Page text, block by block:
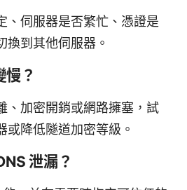
、伺服器是否繁忙、憑證是
換到其他伺服器。
慢？
、加密開銷或網路擁塞，試
或降低隧道加密等級。
泄漏？